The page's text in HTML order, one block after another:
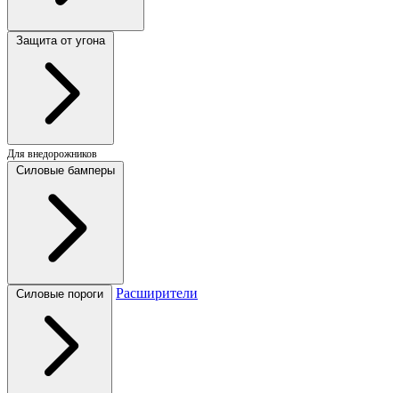
Защита от угона
Для внедорожников
Силовые бамперы
Силовые пороги Расширители